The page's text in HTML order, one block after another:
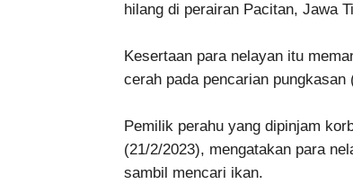
hilang di perairan Pacitan, Jawa
Kesertaan para nelayan itu
cerah pada pencarian
Pemilik perahu yang dipinjam
(21/2/2023), mengatakan para
sambil mencari ikan.